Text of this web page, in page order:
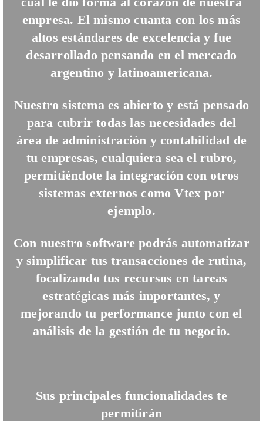
empresa. El mismo cuanta con los más
altos estándares de excelencia y fue
desarrollado pensando en el mercado
argentino y latinoamericana.
Nuestro sistema es abierto y está pensado
para cubrir todas las necesidades del
área de administración y contabilidad de
tu empresas, cualquiera sea el rubro,
permitiéndote la integración con otros
sistemas externos como Vtex por
ejemplo.
Con nuestro software podrás automatizar
y simplificar tus transacciones de rutina,
focalizando tus recursos en tareas
estratégicas más importantes, y
mejorando tu performance junto con el
análisis de la gestión de tu negocio.
Sus principales funcionalidades te
permitirán